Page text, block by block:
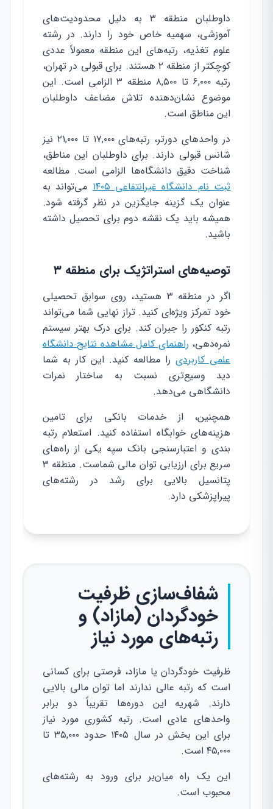
داوطلبان منطقه ۳ به دلیل محدودیت‌های
آموزشی، سهمیه خاص خود را دارند. در رشته
علوم تغذیه، رتبه‌های این منطقه معمولاً عددی
کوچکتر از منطقه ۲ هستند. برای قبولی در تهران،
رتبه ۶,۰۰۰ تا ۸,۵۰۰ منطقه ۳ الزامی است. این
موضوع نشان‌دهنده تلاش مضاعف داوطلبان
این مناطق است.
در واحدهای دورتر، رتبه‌های ۱۷,۰۰۰ تا ۲۱,۰۰۰ نیز
شانس قبولی دارند. برای داوطلبان این مناطق،
شناخت دقیق دانشگاه‌ها الزامی است. مطالعه
ثبت نام دانشگاه غیرانتفاعی ۱۴۰۵
می‌تواند به
عنوان یک گزینه جایگزین در نظر گرفته شود.
همیشه باید یک نقشه دوم برای تحصیل داشته
باشید.
توصیه‌های استراتژیک برای منطقه ۳
اگر در منطقه ۳ هستید، روی سوابق تحصیلی
خود تمرکز ویژه‌ای کنید. تراز نهایی شما می‌تواند
رتبه کنکور را جبران کند. برای درک بهتر سیستم
نمره‌دهی، راهنمای کامل مشاهده نتایج دانشگاه
علمی کاربردی را مطالعه کنید. این کار به شما
دید وسیع‌تری نسبت به ساختار نمرات
دانشگاهی می‌دهد.
همچنین، از خدمات بانکی برای تامین
هزینه‌های خوابگاه استفاده کنید. استعلام رتبه
بندی و اعتبارسنجی بانک سپه یکی از راه‌های
سریع برای ارزیابی توان مالی شماست. منطقه ۳
پتانسیل بالایی برای رشد در رشته‌های
پیراپزشکی دارد.
شفاف‌سازی ظرفیت
خودگردان (مازاد) و
رتبه‌های مورد نیاز
ظرفیت خودگردان یا مازاد، فرصتی برای کسانی
است که رتبه عالی ندارند اما توان مالی بالایی
دارند. شهریه این دوره‌ها تقریباً دو برابر
واحدهای عادی است. رتبه کشوری مورد نیاز
برای این بخش در سال ۱۴۰۵ حدود ۳۵,۰۰۰ تا
۴۵,۰۰۰ است.
این یک راه میان‌بر برای ورود به رشته‌های
محبوب است.